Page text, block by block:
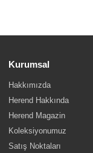
Kurumsal
Hakkımızda
Herend Hakkında
Herend Magazin
Koleksiyonumuz
Satış Noktaları